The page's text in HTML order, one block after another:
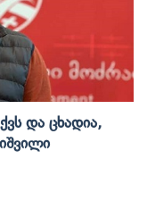
Და Ცხადია,